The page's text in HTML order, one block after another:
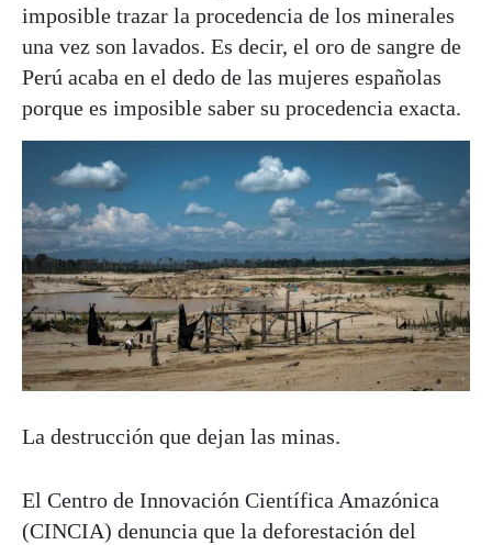
imposible trazar la procedencia de los minerales
una vez son lavados. Es decir, el oro de sangre de
Perú acaba en el dedo de las mujeres españolas
porque es imposible saber su procedencia exacta.
La destrucción que dejan las minas.
El Centro de Innovación Científica Amazónica
(CINCIA) denuncia que la deforestación del